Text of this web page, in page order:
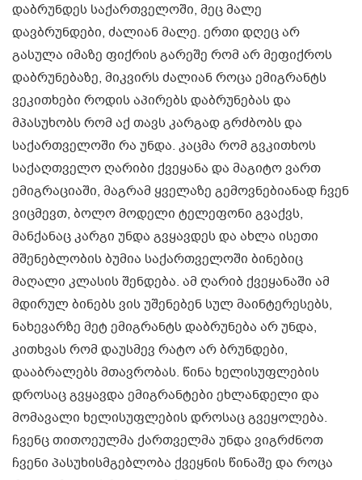
დაბრუნდეს საქართველოში, მეც მალე
დავბრუნდები, ძალიან მალე. ერთი დღეც არ
გასულა იმაზე ფიქრის გარეშე რომ არ მეფიქროს
დაბრუნებაზე, მიკვირს ძალიან როცა ემიგრანტს
ვეკითხები როდის აპირებს დაბრუნებას და
მპასუხობს რომ აქ თავს კარგად გრძბობს და
საქართველოში რა უნდა. კაცმა რომ გვკითხოს
საქაღთველო ღარიბი ქვეყანა და მაგიტო ვართ
ემიგრაციაში, მაგრამ ყველაზე გემოვნებიანად ჩვენ
ვიცმევთ, ბოლო მოდელი ტელეფონი გვაქვს,
მანქანაც კარგი უნდა გვყავდეს და ახლა ისეთი
მშენებლობის ბუმია საქართველოში ბინებიც
მაღალი კლასის შენდება. ამ ღარიბ ქვეყანაში ამ
მდირულ ბინებს ვის უშენებენ სულ მაინტერესებს,
ნახევარზე მეტ ემიგრანტს დაბრუნება არ უნდა,
კითხვას რომ დაუსმევ რატო არ ბრუნდები,
დააბრალებს მთავრობას. წინა ხელისუფლების
დროსაც გვყავდა ემიგრანტები ეხლანდელი და
მომავალი ხელისუფლების დროსაც გვეყოლება.
ჩვენც თითოეულმა ქართველმა უნდა ვიგრძნოთ
ჩვენი პასუხისმგებლობა ქვეყნის წინაშე და როცა